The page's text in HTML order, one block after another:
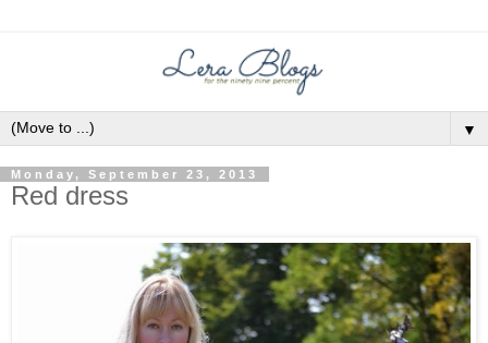
▼
Monday, September 23, 2013
Red dress